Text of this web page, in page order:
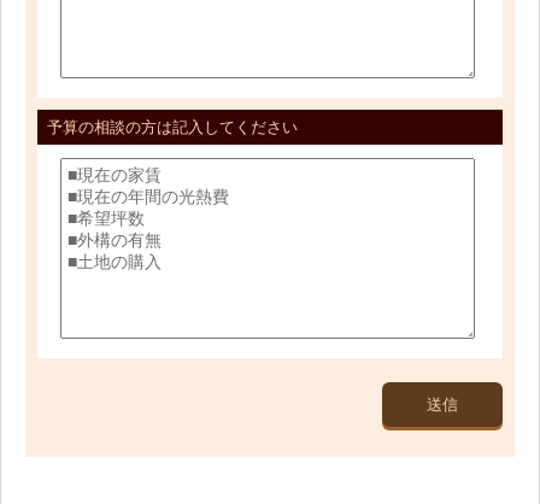
予算の相談の方は記入してください